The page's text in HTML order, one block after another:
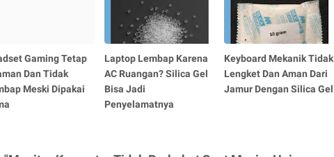
Gaming Tetap
Dan Tidak
Meski Dipakai
Laptop Lembap Karena
AC Ruangan? Silica Gel
Bisa Jadi
Penyelamatnya
Keyboard Mekanik Tidak
Lengket Dan Aman Dari
Jamur Dengan Silica Gel